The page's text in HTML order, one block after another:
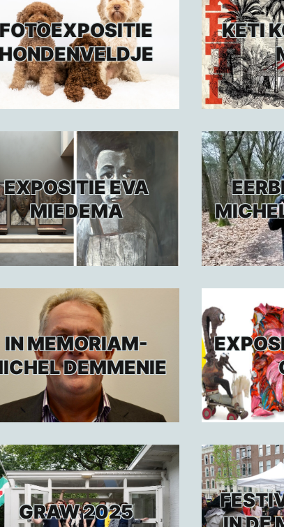
FOTOEXPOSITIE
HONDENVELDJE
KETI
EXPOSITIE EVA
MIEDEMA
IN MEMORIAM-
DEMMENIE
GRAW 2025